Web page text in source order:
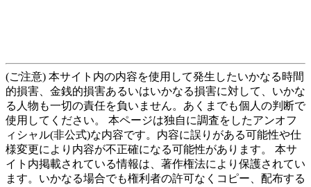
(ご注意) 本サイト内の内容を使用して発生したいかなる時間
的損害、金銭的損害あるいはいかなる損害に対して、いかな
る人物も一切の責任を負いません。あくまでも個人の判断で
使用してください。 本ページは独自に調査をしたアンオフ
ィシャル(非公式)な内容です。内容に誤りがある可能性や仕
様変更により内容が不正確になる可能性があります。 本サ
イト内掲載されている情報は、著作権法により保護されてい
ます。いかなる場合でも権利者の許可なくコピー、配布する